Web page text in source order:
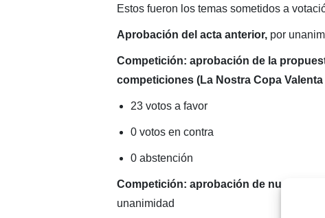
Estos fueron los temas sometidos a
Aprobación del acta anterior,por
Competición: aprobación de la
competiciones (La Nostra Copa
23 votos a favor
0 votos en contra
0 abstención
Competición: aprobación de nuevas
unanimidad